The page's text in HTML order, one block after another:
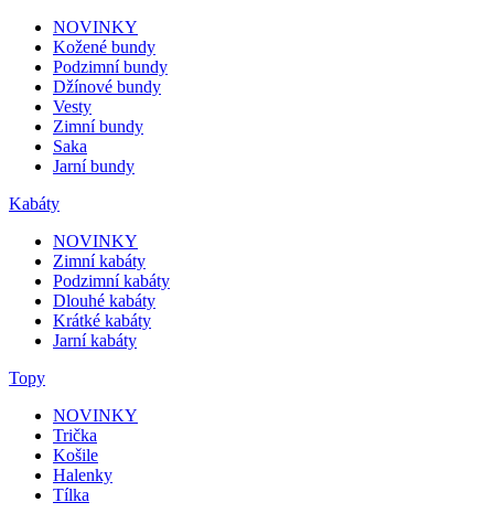
NOVINKY
Kožené bundy
Podzimní bundy
Džínové bundy
Vesty
Zimní bundy
Saka
Jarní bundy
Kabáty
NOVINKY
Zimní kabáty
Podzimní kabáty
Dlouhé kabáty
Krátké kabáty
Jarní kabáty
Topy
NOVINKY
Trička
Košile
Halenky
Tílka